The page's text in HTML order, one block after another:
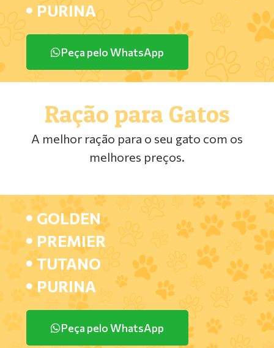
PURINA
Peça pelo WhatsApp
Ração para Gatos
A melhor ração para o seu gato com os
melhores preços.
GOLDEN
PREMIER
TUTANO
PURINA
Peça pelo WhatsApp